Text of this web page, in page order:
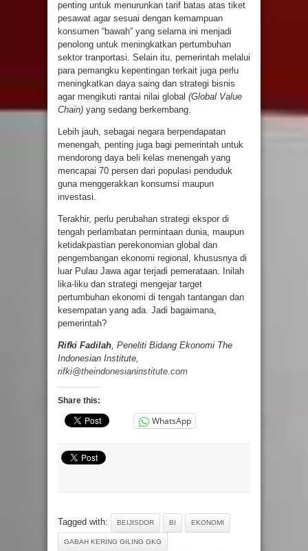
penting untuk menurunkan tarif batas atas tiket
pesawat agar sesuai dengan kemampuan
konsumen “bawah” yang selama ini menjadi
penolong untuk meningkatkan pertumbuhan
sektor tranportasi. Selain itu, pemerintah melalui
para pemangku kepentingan terkait juga perlu
meningkatkan daya saing dan strategi bisnis
agar mengikuti rantai nilai global (Global Value
Chain) yang sedang berkembang.
Lebih jauh, sebagai negara berpendapatan
menengah, penting juga bagi pemerintah untuk
mendorong daya beli kelas menengah yang
mencapai 70 persen dari populasi penduduk
guna menggerakkan konsumsi maupun
investasi.
Terakhir, perlu perubahan strategi ekspor di
tengah perlambatan permintaan dunia, maupun
ketidakpastian perekonomian global dan
pengembangan ekonomi regional, khususnya di
luar Pulau Jawa agar terjadi pemerataan. Inilah
lika-liku dan strategi mengejar target
pertumbuhan ekonomi di tengah tantangan dan
kesempatan yang ada. Jadi bagaimana,
pemerintah?
Rifki Fadilah, Peneliti Bidang Ekonomi The
Indonesian Institute,
rifki@theindonesianinstitute.com
Share this:
WhatsApp
Tagged with: BEIJISDOR BI EKONOMI
GABAH KERING GILING GKG